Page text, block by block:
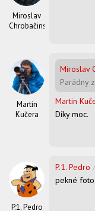
Miroslav
Chrobačinský
Martin
Kučera
Miroslav
Parádny
Martin
Díky moc.
P.1. Pedro
P.1. Pedro /
pekné foto